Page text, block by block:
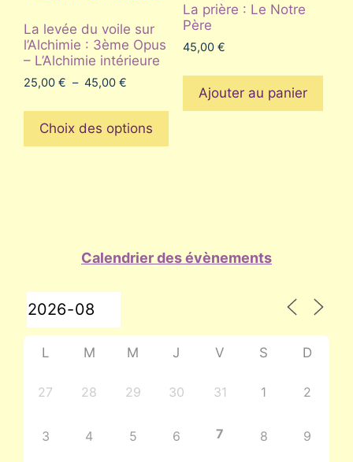
La levée du voile sur
l’Alchimie : 3ème Opus
– L’Alchimie intérieure
25,00 € – 45,00 €
prix :
25,00 €
à
Choix des options
a
être
du
La prière : Le Notre
Père
45,00 €
Ajouter au panier
Calendrier des évènements
L M M J V S D
27 28 29 30 31 1 2
3 4 5 6 7 8 9